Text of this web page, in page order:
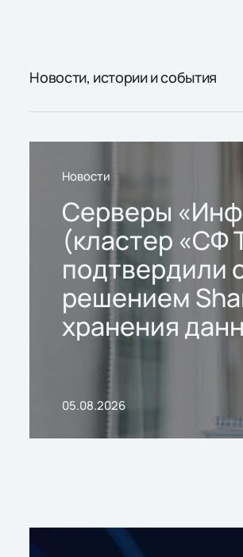
Новости, истории и события
Новости
Серверы
(кластер «СФ
подтвердили
решением
хранения
05.08.2026